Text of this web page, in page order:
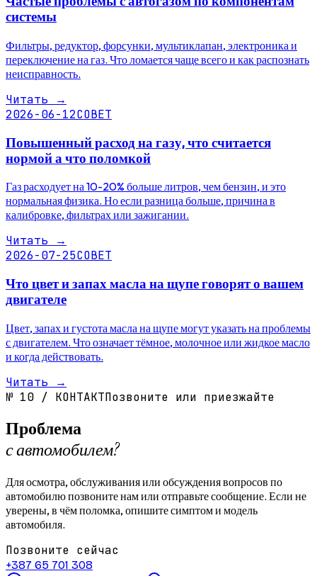
системы
Фильтры, редуктор, форсунки, мультиклапан, электроника и
переключение на газ. Что ломается чаще всего и как распознать
неисправность.
Читать →
2026-06-12СОВЕТ
Повышенный расход на газу, что считается
нормой а что поломкой
Газ расходует на 10-20% больше литров, чем бензин, и это
нормальная физика. Но если разница больше, причина в
калибровке, фильтрах или зажигании.
Читать →
2026-07-25СОВЕТ
Что цвет и запах масла на щупе говорят о вашем
двигателе
Цвет, запах и густота масла на щупе могут указать на проблемы
с двигателем. Что означает тёмное, молочное или жидкое масло
и когда действовать.
Читать →
№ 10 / КОНТАКТПозвоните или приезжайте
Проблема
с автомобилем?
Для осмотра, обслуживания или обсуждения вопросов по
автомобилю позвоните нам или отправьте сообщение. Если не
уверены, в чём поломка, опишите симптом и модель
автомобиля.
Позвоните сейчас
+387 65 701 308